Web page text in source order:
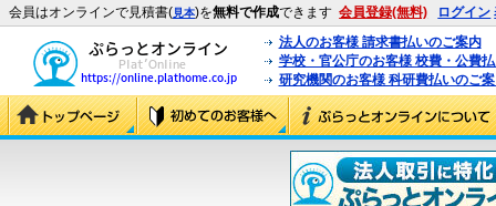
会員はオンラインで見積書(見本)を無料で作成できます 会員登録(無料) ログイン
法人のお客様 請求書払いのご案内
学校・官公庁のお客様 校費・公費
研究機関のお客様 科研費払いのご